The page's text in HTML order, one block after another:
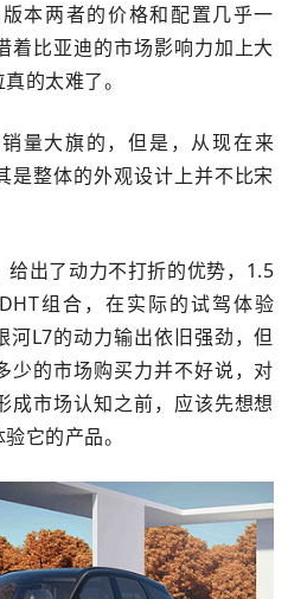
本两者的价格和配置几乎一
着比亚迪的市场影响力加上大
的太难了。
量大旗的，但是，从现在来
是整体的外观设计上并不比宋
出了动力不打折的优势，1.5
组合，在实际的试驾体验
河L7的动力输出依旧强劲，但
少的市场购买力并不好说，对
成市场认知之前，应该先想想
它的产品。